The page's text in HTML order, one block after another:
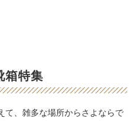
箱特集
て、雑多な場所からさよならで